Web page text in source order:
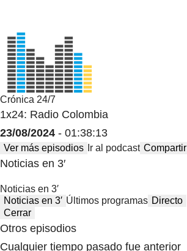
Crónica 24/7
1x24: Radio Colombia
23/08/2024 - 01:38:13
Ver más episodios Ir al podcast Compartir
Noticias en 3′
Noticias en 3′
Noticias en 3′ Últimos programas Directo
Cerrar
Otros episodios
Cualquier tiempo pasado fue anterior